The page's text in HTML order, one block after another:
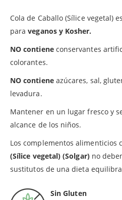
Cola de Caballo (Sílice vegetal) es
paraveganos y Kosher.
NO contieneconservantes
colorantes.
NO contieneazúcares, sal,
levadura.
Mantener en un lugar fresco y
alcance de los niños.
Los complementos alimenticios
(Sílice vegetal) (Solgar)no
sustitutos de una dieta
Sin Gluten